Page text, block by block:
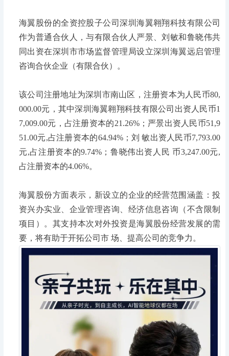
海翼股份的全资控股子公司深圳海翼翱翔科技有限公司
作为普通合伙人，与有限合伙人严景、刘敏和鲁晓伟共
同出资在深圳市市场监督管理局设立深圳海翼远启管理
咨询合伙企业（有限合伙）。
该公司注册地址为深圳市南山区，注册资本为人民币80,
000.00元，其中深圳海翼翱翔科技有限公司出资人民币1
7,009.00元，占注册资本的21.26%；严景出资人民币51,9
51.00元,占注册资本的64.94%；刘 敏出资人民币7,793.00
元,占注册资本的9.74%；鲁晓伟出资人民 币3,247.00元,
占注册资本的4.06%。
海翼股份方面表示，新设立的企业的经营范围涵盖：投
资兴办实业、企业管理咨询、经济信息咨询（不含限制
项目）。其支持本次对外投资是海翼股份经营发展的需
要，将有助于开拓公司市 场、提高公司的竞争力。